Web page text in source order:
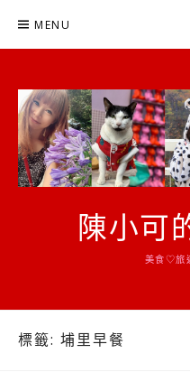
MENU
陳小可
美食♡旅
標籤: 埔里早餐